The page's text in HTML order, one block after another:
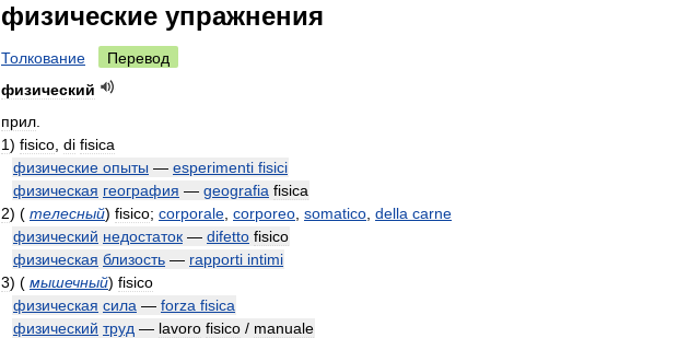
физические упражнения
Толкование Перевод
физический
прил
1) fisico di fisica
физические опыты — esperimenti fisici
физическая география — geografia fisica
2) ( телесный) fisico; corporale corporeo somatico della carne
физический недостаток — difetto fisico
физическая близость — rapporti intimi
3) ( мышечный) fisico
физическая сила — forza fisica
физический труд — lavoro fisico / manuale